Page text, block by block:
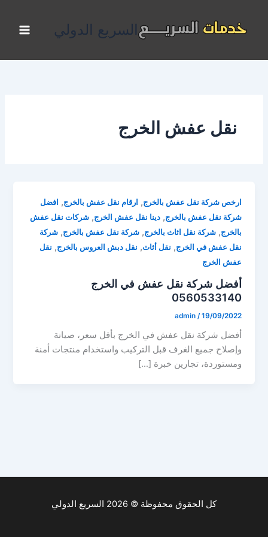
المحتوى
السريع الدولي
نقل عفش الخرج
ارخص شركة نقل عفش بالخرج, ارقام نقل عفش بالخرج, افضل
شركة نقل عفش بالخرج,دينا نقل عفش الخرج,شركات نقل عفش
بالخرج,شركة نقل اثاث بالخرج,شركة نقل عفش بالخرج,شركة
نقل عفش في الخرج, نقل أثاث, نقل دبش العروس بالخرج, نقل
عفش الخرج
أفضل شركة نقل عفش في الخرج
0560533140
admin /19/09/2022
أفضل شركة نقل عفش في الخرج بأقل سعر، صيانة
وإصلاح جميع الغرف قبل التركيب واستخدام منتجات أمنة
ومستوردة، تجارين خبرة […]
كل الحقوق محفوظة © 2026 السريع الدولي